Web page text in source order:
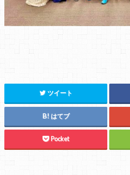
ツイート
はてブ
Pocket